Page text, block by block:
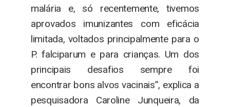
malária e, só recentemente, tivemos
aprovados imunizantes com eficácia
limitada, voltados principalmente para o
P. falciparum e para crianças. Um dos
principais desafios sempre foi
encontrar bons alvos vacinais”, explica a
pesquisadora Caroline Junqueira, da